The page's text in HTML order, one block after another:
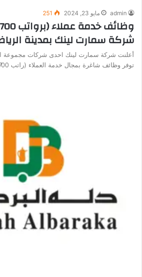
admin مايو 23, 2024 251
شركة سمارت لينك بمدينة
أعلنت شركة سمارت لينك احدى شركات مجموعة
توفر وظائف شاغرة بمجال خدمة العملاء (راتب 5,700 ريال) بمدينة…